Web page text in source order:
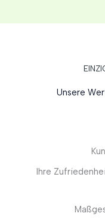
Unsere
Ihre